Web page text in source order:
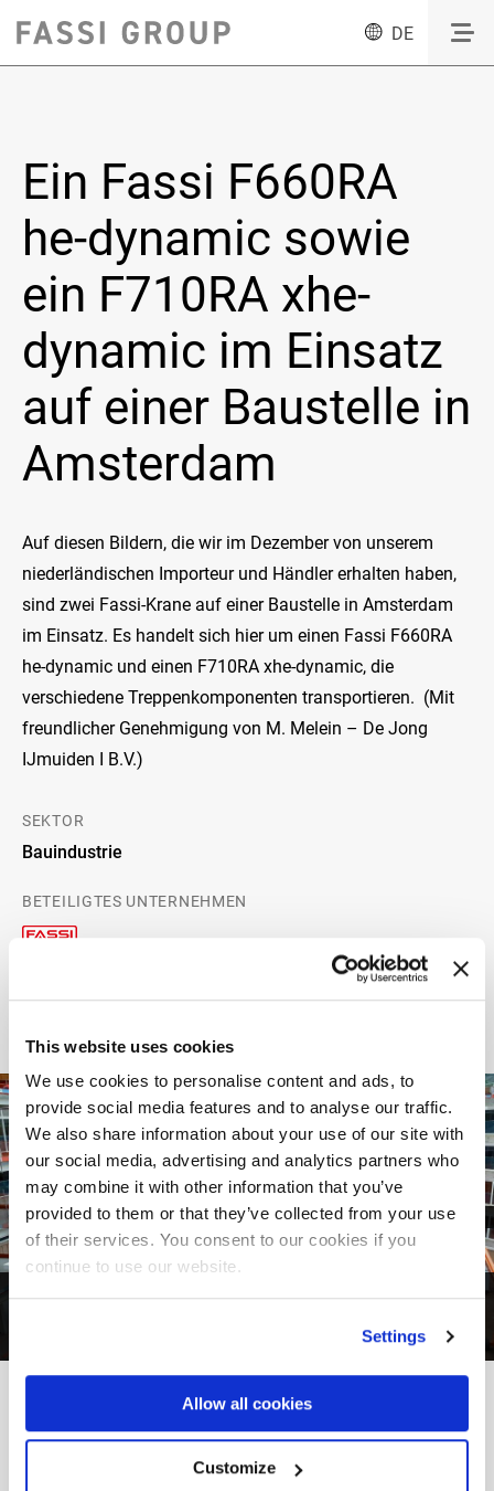
This website uses cookies
We use cookies to personalise content and ads, to
provide social media features and to analyse our traffic.
We also share information about your use of our site with
our social media, advertising and analytics partners who
may combine it with other information that you’ve
provided to them or that they’ve collected from your use
of their services. You consent to our cookies if you
continue to use our website.
Settings
Allow all cookies
Customize
DE
Ein Fassi F660RA
he-dynamic sowie
ein F710RA xhe-
dynamic im Einsatz
auf einer Baustelle in
Amsterdam
Auf diesen Bildern, die wir im Dezember von unserem
niederländischen Importeur und Händler erhalten haben,
sind zwei Fassi-Krane auf einer Baustelle in Amsterdam
im Einsatz. Es handelt sich hier um einen Fassi F660RA
he-dynamic und einen F710RA xhe-dynamic, die
verschiedene Treppenkomponenten transportieren. (Mit
freundlicher Genehmigung von M. Melein – De Jong
IJmuiden I B.V.)
SEKTOR
Bauindustrie
BETEILIGTES UNTERNEHMEN
VOM PROJEKT ZUR REALITÄT
AndereRealizations